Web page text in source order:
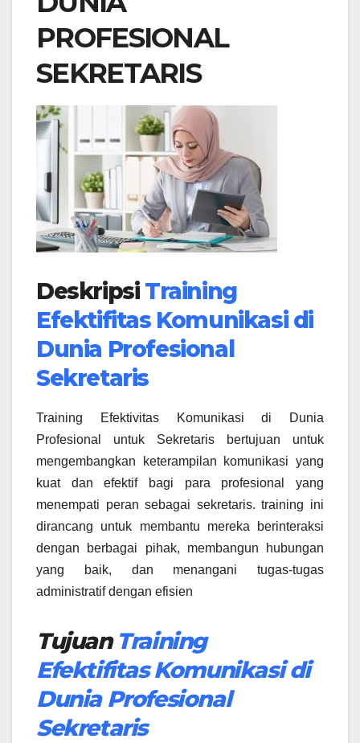
PROFESIONAL
SEKRETARIS
Deskripsi Training
Efektifitas Komunikasi di
Dunia Profesional
Sekretaris
Training Efektivitas Komunikasi di Dunia
Profesional untuk Sekretaris bertujuan untuk
mengembangkan keterampilan komunikasi yang
kuat dan efektif bagi para profesional yang
menempati peran sebagai sekretaris. training ini
dirancang untuk membantu mereka berinteraksi
dengan berbagai pihak, membangun hubungan
yang baik, dan menangani tugas-tugas
administratif dengan efisien
Tujuan Training
Efektifitas Komunikasi di
Dunia Profesional
Sekretaris